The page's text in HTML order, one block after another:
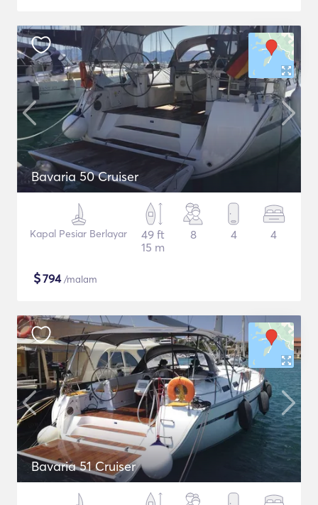
Bavaria 50 Cruiser
Kapal Pesiar Berlayar
49 ft
15 m
8 4 4
$794/malam
Bavaria 51 Cruiser